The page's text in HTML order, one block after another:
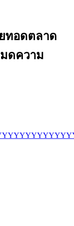
ทอดตลาด
ดความ